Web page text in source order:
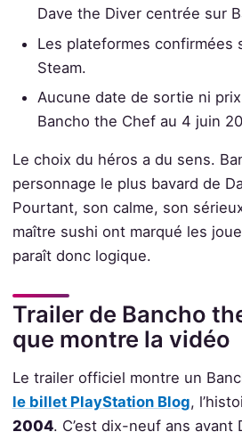
Dave the Diver centrée sur
Les plateformes confirmées
Steam.
Aucune date de sortie ni
Bancho the Chef au 4 juin
Le choix du héros a du sens.
personnage le plus bavard de
Pourtant, son calme, son
maître sushi ont marqué les
paraît donc logique.
Trailer de Bancho
que montre la vidéo
Le trailer officiel montre un
le billet PlayStation Blog,
2004. C’est dix-neuf ans avant